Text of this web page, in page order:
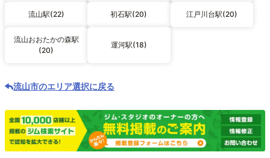
流山駅(22) 初石駅(20) 江戸川台駅(20)
流山おおたかの森駅
(20)
運河駅(18)
流山市のエリア選択に戻る